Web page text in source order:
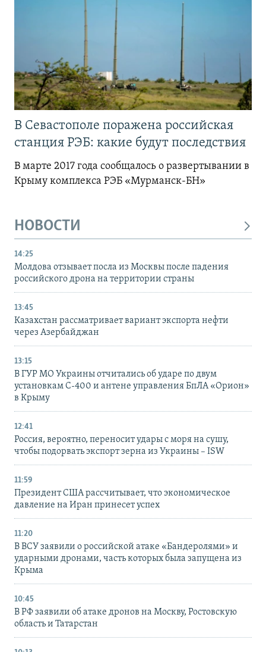
В Севастополе поражена российская
станция РЭБ: какие будут последствия
В марте 2017 года сообщалось о развертывании в
Крыму комплекса РЭБ «Мурманск-БН»
НОВОСТИ
14:25
Молдова отзывает посла из Москвы после падения
российского дрона на территории страны
13:45
Казахстан рассматривает вариант экспорта нефти
через Азербайджан
13:15
В ГУР МО Украины отчитались об ударе по двум
установкам С-400 и антене управления БпЛА «Орион»
в Крыму
12:41
Россия, вероятно, переносит удары с моря на сушу,
чтобы подорвать экспорт зерна из Украины – ISW
11:59
Президент США рассчитывает, что экономическое
давление на Иран принесет успех
11:20
В ВСУ заявили о российской атаке «Бандеролями» и
ударными дронами, часть которых была запущена из
Крыма
10:45
В РФ заявили об атаке дронов на Москву, Ростовскую
область и Татарстан